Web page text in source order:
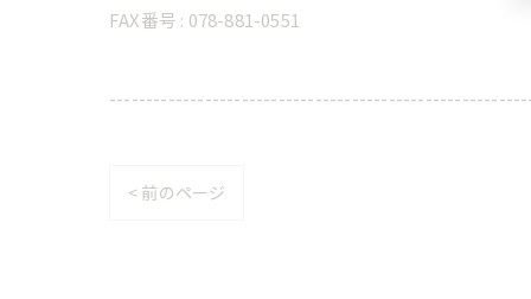
FAX番号 : 078-881-0551
< 前のページ